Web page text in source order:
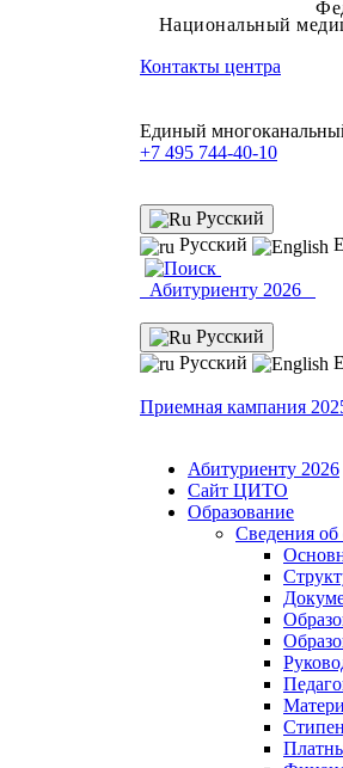
Национальный
Контакты центра
Единый
+7 495 744-40-10
Русский
Русский
Абитуриенту 2026
Русский
Русский
Приемная кампания
Абитуриенту 2026
Сайт ЦИТО
Образование
Сведения об